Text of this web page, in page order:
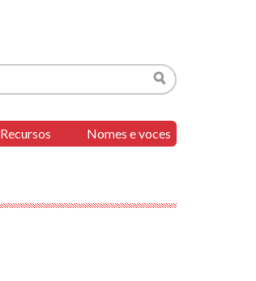
Buscar
Recursos Nomes e voces